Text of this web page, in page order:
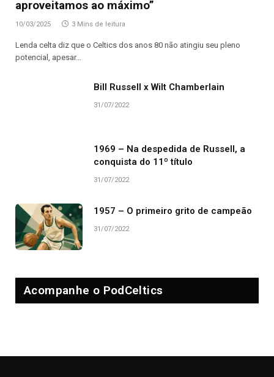
aproveitamos ao máximo”
10/03/2025 3 Mins de leitura
Lenda celta diz que o Celtics dos anos 80 não atingiu seu pleno
potencial, apesar…
Bill Russell x Wilt Chamberlain
31/07/2022
1969 – Na despedida de Russell, a
conquista do 11º título
31/07/2022
1957 – O primeiro grito de campeão
31/07/2022
Acompanhe o PodCeltics